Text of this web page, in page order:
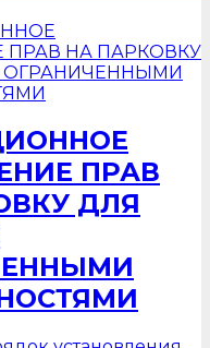
ПРАВ
ДЛЯ